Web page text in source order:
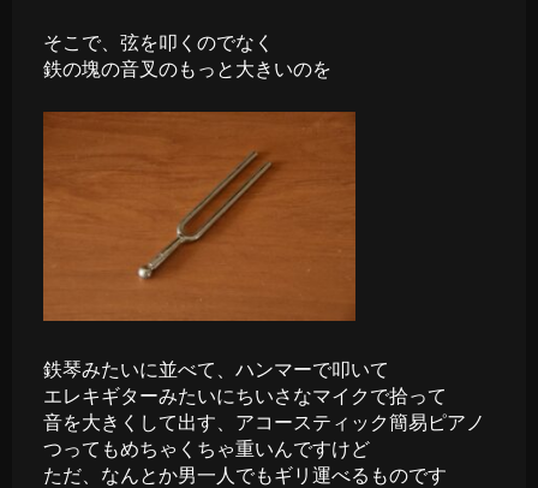
そこで、弦を叩くのでなく
鉄の塊の音叉のもっと大きいのを
鉄琴みたいに並べて、ハンマーで叩いて
エレキギターみたいにちいさなマイクで拾って
音を大きくして出す、アコースティック簡易ピアノ
つってもめちゃくちゃ重いんですけど
ただ、なんとか男一人でもギリ運べるものです